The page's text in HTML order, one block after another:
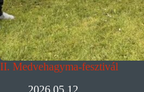
II. Medvehagyma-fesztivál
2026.05.12.